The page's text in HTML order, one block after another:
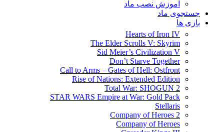
آموزش نصب ماد
جستجوی ماد
بازی ها
Hearts of Iron IV
The Elder Scrolls V: Skyrim
Sid Meier’s Civilization V
Don’t Starve Together
Call to Arms – Gates of Hell: Ostfront
Rise of Nations: Extended Edition
Total War: SHOGUN 2
STAR WARS Empire at War: Gold Pack
Stellaris
Company of Heroes 2
Company of Heroes